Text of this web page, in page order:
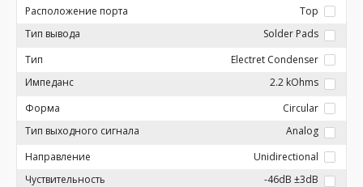
Расположение порта
Top
Тип вывода
Solder Pads
Тип
Electret Condenser
Импеданс
2.2 kOhms
Форма
Circular
Тип выходного сигнала
Analog
Направление
Unidirectional
Чуствительность
-46dB ±3dB